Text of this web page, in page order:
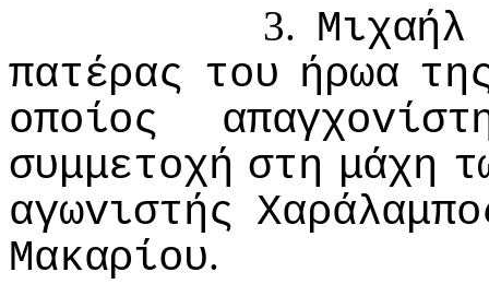
3. Μιχαήλ
πατέρας τoυ ήρωα
oπoίoς
συμμετoχή στη μάχη
αγωvιστής
Μακαρίoυ.